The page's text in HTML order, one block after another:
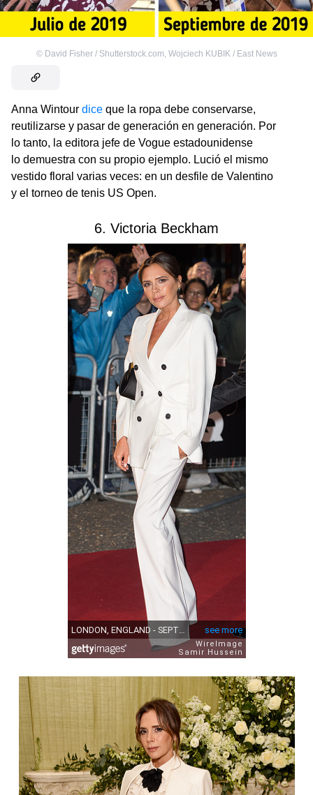
© David Fisher / Shutterstock.com, Wojciech KUBIK / East News
Anna Wintour dice que la ropa debe conservarse,
reutilizarse y pasar de generación en generación. Por
lo tanto, la editora jefe de Vogue estadounidense
lo demuestra con su propio ejemplo. Lució el mismo
vestido floral varias veces: en un desfile de Valentino
y el torneo de tenis US Open.
6. Victoria Beckham